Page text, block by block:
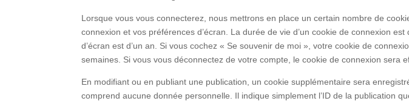
Lorsque vous vous connecterez, nous mettrons en place un certain nombre de
connexion et vos préférences d’écran. La durée de vie d’un cookie de connexion est
d’écran est d’un an. Si vous cochez « Se souvenir de moi », votre cookie de
semaines. Si vous vous déconnectez de votre compte, le cookie de connexion sera
En modifiant ou en publiant une publication, un cookie supplémentaire sera
comprend aucune donnée personnelle. Il indique simplement l’ID de la publication